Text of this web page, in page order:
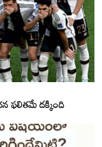
ఫలితమే దక్కింది